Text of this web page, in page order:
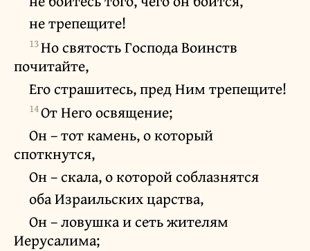
не трепещите!
13Но святость Господа Воинств
почитайте,
Его страшитесь, пред Ним трепещите!
14От Него освящение;
Он – тот камень, о который
споткнутся,
Он – скала, о которой соблазнятся
оба Израильских царства,
Он – ловушка и сеть жителям
Иерусалима;